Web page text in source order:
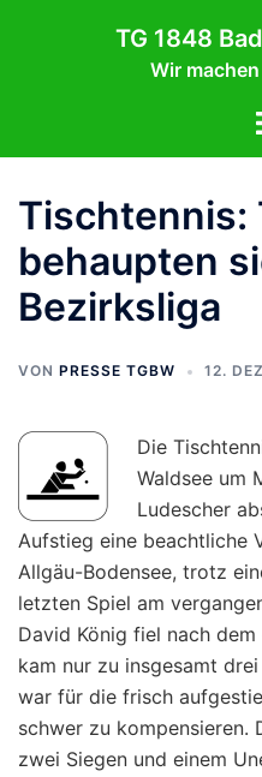
TG 1848
Wir
Tischtennis:
behaupten
Bezirksliga
VON PRESSE TGBW 12.
Die
Waldsee um
Ludescher
Aufstieg eine beachtliche
Allgäu-Bodensee, trotz
letzten Spiel am
David König fiel nach
kam nur zu insgesamt
war für die frisch
schwer zu kompensieren.
zwei Siegen und einem